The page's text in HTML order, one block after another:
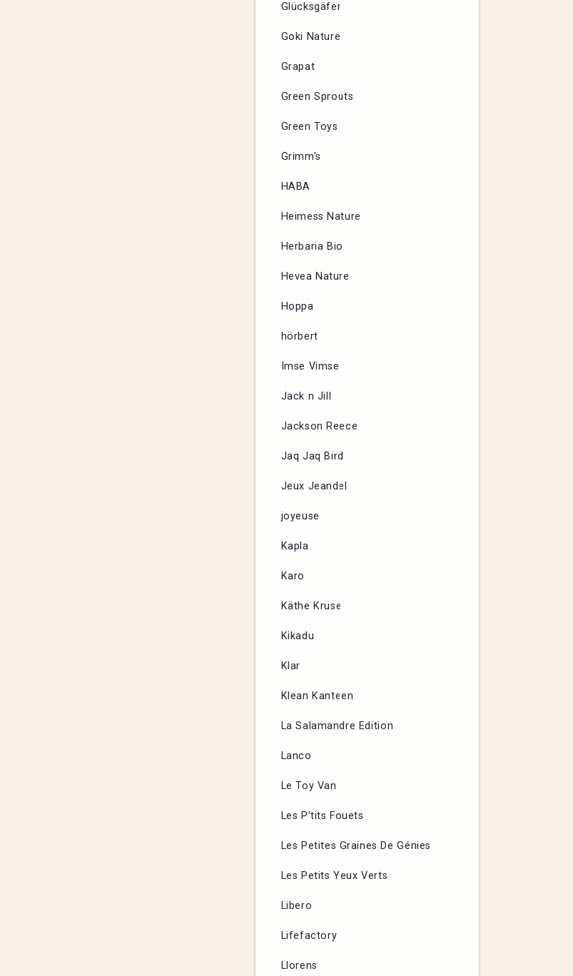
Glücksgäfer
Goki Nature
Grapat
Green Sprouts
Green Toys
Grimm’s
HABA
Heimess Nature
Herbaria Bio
Hevea Nature
Hoppa
hörbert
Imse Vimse
Jack n Jill
Jackson Reece
Jaq Jaq Bird
Jeux Jeandel
joyeuse
Kapla
Karo
Käthe Kruse
Kikadu
Klar
Klean Kanteen
La Salamandre Edition
Lanco
Le Toy Van
Les P’tits Fouets
Les Petites Graines De Génies
Les Petits Yeux Verts
Libero
Lifefactory
Llorens